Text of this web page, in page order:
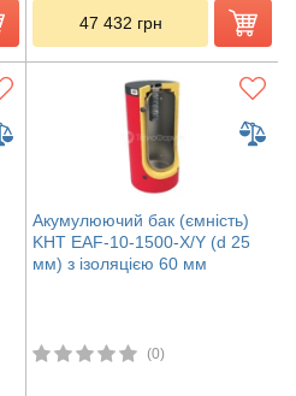
47 432 грн
Акумулюючий бак (ємність)
KHT EAF-10-1500-X/Y (d 25
мм) з ізоляцією 60 мм
(0)